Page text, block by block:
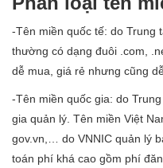
-Tên miền quốc tế: do Trung
thường có dạng đuôi .com,
dễ mua, giá rẻ nhưng cũng
-Tên miền quốc gia: do
gia quản lý. Tên miền Việt
gov.vn,… do VNNIC quản lý
toán phí khá cao gồm phí